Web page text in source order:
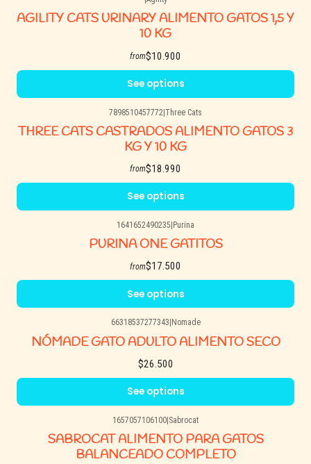
AGILITY CATS URINARY ALIMENTO GATOS 1,5 Y
10 KG
from$10.900
See options
7898510457772|Three Cats
THREE CATS CASTRADOS ALIMENTO GATOS 3
KG Y 10 KG
from$18.990
See options
1641652490235 Purina
PURINA ONE GATITOS
from$17.500
See options
66318537277343 Nomade
NÓMADE GATO ADULTO ALIMENTO SECO
$26.500
See options
1657057106100|Sabrocat
SABROCAT ALIMENTO PARA GATOS
BALANCEADO COMPLETO